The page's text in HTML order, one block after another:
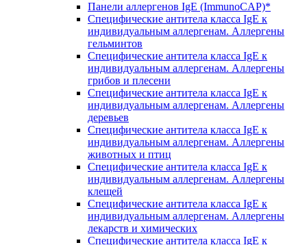
Панели аллергенов IgE (ImmunoCAP)*
Специфические антитела класса IgE к
индивидуальным аллергенам. Аллергены
гельминтов
Специфические антитела класса IgE к
индивидуальным аллергенам. Аллергены
грибов и плесени
Специфические антитела класса IgE к
индивидуальным аллергенам. Аллергены
деревьев
Специфические антитела класса IgE к
индивидуальным аллергенам. Аллергены
животных и птиц
Специфические антитела класса IgE к
индивидуальным аллергенам. Аллергены
клещей
Специфические антитела класса IgE к
индивидуальным аллергенам. Аллергены
лекарств и химических
Специфические антитела класса IgE к